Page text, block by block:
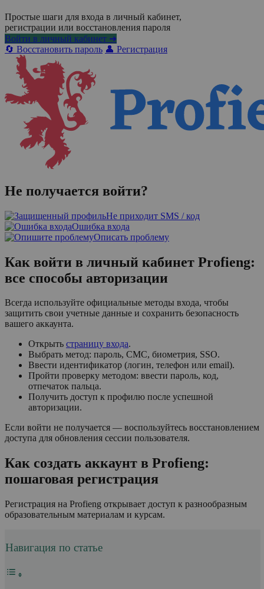
Простые шаги для входа в личный кабинет,
регистрации или восстановления пароля
Войти в личный кабинет ➜
🔄 Восстановить пароль 👤 Регистрация
Не получается войти?
Не приходит SMS / код
Ошибка входа
Описать проблему
Как войти в личный кабинет Profieng:
все способы авторизации
Всегда используйте официальные методы входа, чтобы
защитить свои учетные данные и сохранить безопасность
вашего аккаунта.
Открыть страницу входа.
Выбрать метод: пароль, СМС, биометрия, SSO.
Ввести идентификатор (логин, телефон или email).
Пройти проверку методом: ввести пароль, код,
отпечаток пальца.
Получить доступ к профилю после успешной
авторизации.
Если войти не получается — воспользуйтесь восстановлением
доступа для обновления сессии пользователя.
Как создать аккаунт в Profieng:
пошаговая регистрация
Регистрация на Profieng открывает доступ к разнообразным
образовательным материалам и курсам.
Навигация по статье